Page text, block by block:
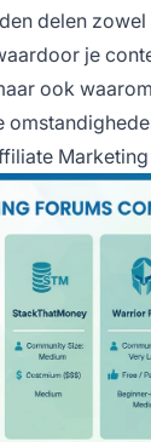
delen zowel
je
ook